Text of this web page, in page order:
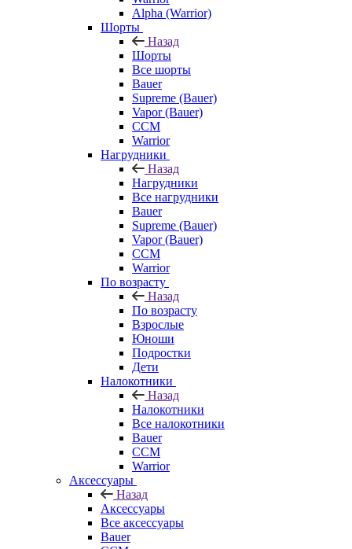
Alpha (Warrior)
Шорты
Назад
Шорты
Все шорты
Bauer
Supreme (Bauer)
Vapor (Bauer)
CCM
Warrior
Нагрудники
Назад
Нагрудники
Все нагрудники
Bauer
Supreme (Bauer)
Vapor (Bauer)
CCM
Warrior
По возрасту
Назад
По возрасту
Взрослые
Юноши
Подростки
Дети
Налокотники
Назад
Налокотники
Все налокотники
Bauer
CCM
Warrior
Аксессуары
Назад
Аксессуары
Все аксессуары
Bauer